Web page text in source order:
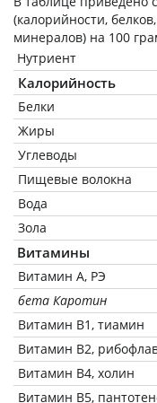
(калорийности,
минералов) на 100
Нутриент
Калорийность
Белки
Жиры
Углеводы
Пищевые волокна
Вода
Зола
Витамины
Витамин А, РЭ
бета Каротин
Витамин В1, тиамин
Витамин В2,
Витамин В4, холин
Витамин В5,